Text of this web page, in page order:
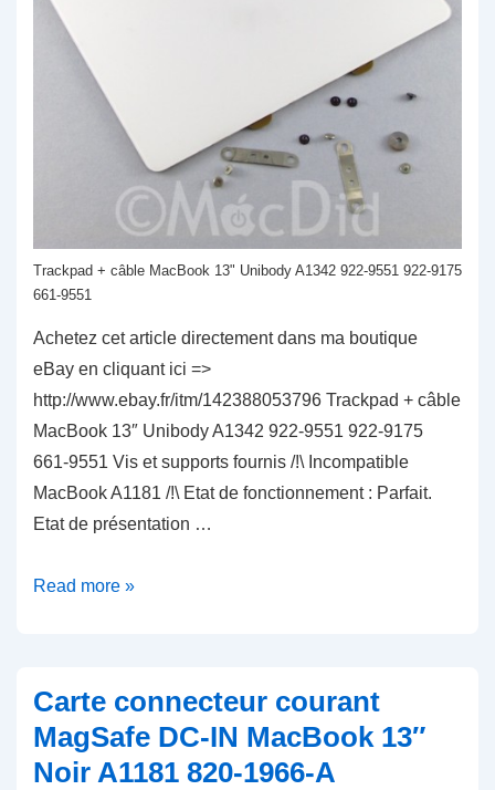
Trackpad + câble MacBook 13" Unibody A1342 922-9551 922-9175
661-9551
Achetez cet article directement dans ma boutique
eBay en cliquant ici =>
http://www.ebay.fr/itm/142388053796 Trackpad + câble
MacBook 13″ Unibody A1342 922-9551 922-9175
661-9551 Vis et supports fournis /!\ Incompatible
MacBook A1181 /!\ Etat de fonctionnement : Parfait.
Etat de présentation …
Trackpad
13″
Unibody
A1342
Read more »
Carte connecteur courant
MagSafe DC-IN MacBook 13″
Noir A1181 820-1966-A